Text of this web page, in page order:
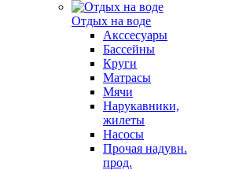
Отдых на воде
Акссесуары
Бассейны
Круги
Матрасы
Мячи
Нарукавники,
жилеты
Насосы
Прочая надувн.
прод.